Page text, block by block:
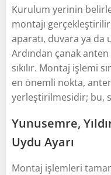
Kurulum yerinin
montajı
aparatı, duvara ya
Ardından çanak
sıkılır. Montaj işlemi
en önemli nokta,
yerleştirilmesidir; bu,
Yunusemre,
Uydu Ayarı
Montaj işlemleri